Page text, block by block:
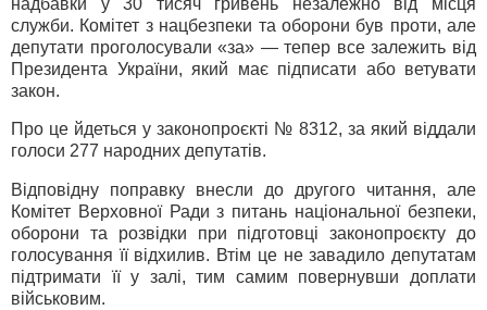
служби. Комітет з нацбезпеки та оборони був проти, але
депутати проголосували «за» — тепер все залежить від
Президента України, який має підписати або ветувати
закон.
Про це йдеться у законопроєкті № 8312, за який віддали
голоси 277 народних депутатів.
Відповідну поправку внесли до другого читання, але
Комітет Верховної Ради з питань національної безпеки,
оборони та розвідки при підготовці законопроєкту до
голосування її відхилив. Втім це не завадило депутатам
підтримати її у залі, тим самим повернувши доплати
військовим.